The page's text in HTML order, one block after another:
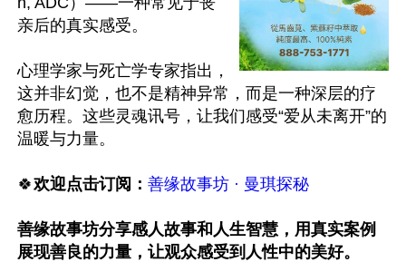
亲后的真实感受。
心理学家与死亡学专家指出，
这并非幻觉，也不是精神异常，而是一种深层的疗
愈历程。这些灵魂讯号，让我们感受“爱从未离开”的
温暖与力量。
🍀欢迎点击订阅： 善缘故事坊 · 曼琪探秘
善缘故事坊分享感人故事和人生智慧，用真实案例
展现善良的力量，让观众感受到人性中的美好。